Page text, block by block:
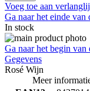
Voeg toe aan
Ga naar het einde
In stock
Ga naar het begin
Gegevens
Rosé Wijn
Meer